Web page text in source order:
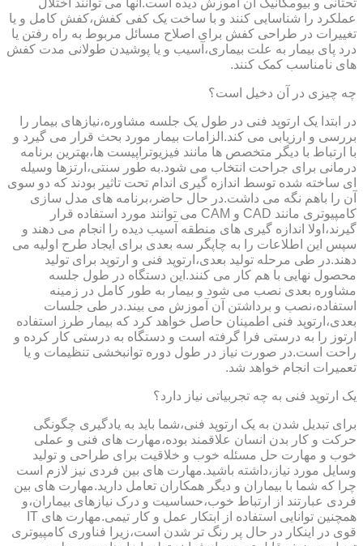
تحتانی و بیومکانیک آن آموزش دیده است.آنها می توانند اختلال
عملکرد را شناسایی کنند و با ساخت یک کفی کفش،کفش کامل و یا
تغییرات در طراحی کفش برای اصلاح مسائل مربوط به راه رفتن یا
درد پای بیمار به علت بیماری،آسیب و یا پوشیدن طولانی مدت کفش
های نامناسب کمک کنند.
چه چیزی در آن دخیل است؟
در ابتدا یک ارتوپد فنی در طول یک جلسه مشاوره،نیازهای بیمار را
بررسی و ارزیابی می کند.الزامات بیمار مورد بحث قرار می گیرد و
با ارتباط با دیگر متخصص ها مانند فیزیوتراپیست ها،بهترین برنامه
درمانی برای جراحت انتخاب می شود.به طور سنتی،ارتزها وسیله
ای ساخته شده توسط اندازه گیری اندام تحت تاثیر بودند که دو سوی
آن را باهم نگه می داشت.در حال حاضر،برنامه های مدل سازی
کامپیوتری مانند CAD و CAM می توانند مورد استفاده قرار
گیرند،اولا اندازه گیری های منطقه آسیب دیده را انجام می دهند و
سپس این اطلاعات را به چاپگر سه بعدی برای ایجاد طرح اولیه می
دهند.در طی مرحله تولید بعدی،ارتوپد فنی و ارتوپد برای تولید
محصول نهایی با هم کار می کنند.این دستگاه در طول جلسه
مشاوره بعدی نصب می شود و بیمار به طور کامل در زمینه
استفاده،نصب و برداشتن آن آموزش می بیند.در طی جلسات
بعدی،ارتوپد فنی اطمینان حاصل خواهد کرد که بیمار طرز استفاده
ارتوز را به درستی فرا گرفته است و دستگاه به درستی کار کرده و
راحت است.در صورت نیاز در طول دوره توانبخشی تنظیمات و یا
تعمیرات انجام خواهد شد.
یک ارتوپد فنی به چه تجربیاتی نیاز دارد؟
برای تبدیل شدن به یک ارتوپد فنی،شما باید به یادگیری چگونگی
حرکت و کار بدن انسان علاقمند بوده،مهارت های فنی و عملی
خوب و مهارت حل مسئله خوب و خلاقیت برای طراحی و تولید
وسایل مورد نیاز،داشته باشید.مهارت های بین فردی نیز لازم است
چرا که شما با بیماران و دیگر همکاران تعامل دارید.مهارت های بین
فردی عبارتند از ارتباط خوب،حساسیت و درک نیازهای بیماران،و
همچنین توانایی استفاده از ابتکار عمل و کار تیمی.مهارت های IT
قوی در اینکار در حال پر رنگ تر شدن است،زیرا فناوری کامپیوتری